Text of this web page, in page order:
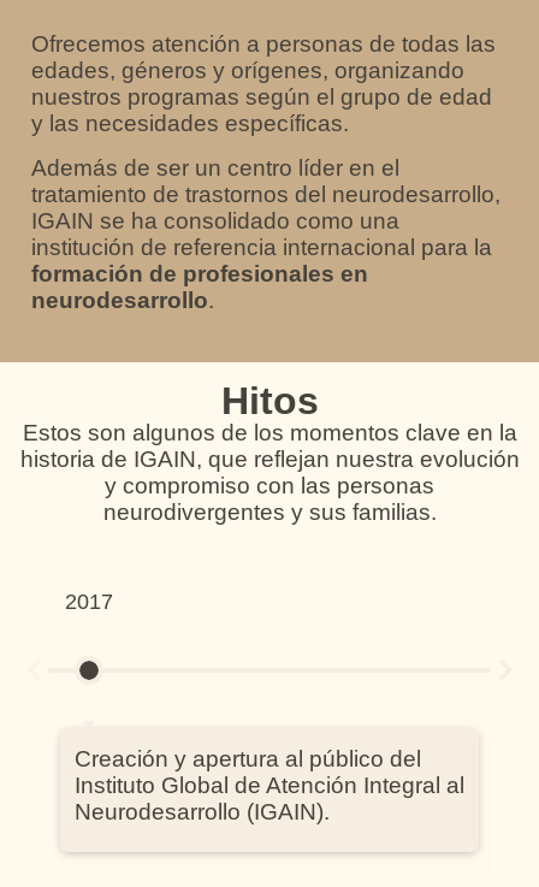
Ofrecemos atención a personas de todas las
edades, géneros y orígenes, organizando
nuestros programas según el grupo de edad
y las necesidades específicas.
Además de ser un centro líder en el
tratamiento de trastornos del neurodesarrollo,
IGAIN se ha consolidado como una
institución de referencia internacional para la
formación de profesionales en
neurodesarrollo.
Hitos
Estos son algunos de los momentos clave en la
historia de IGAIN, que reflejan nuestra evolución
y compromiso con las personas
neurodivergentes y sus familias.
2017
Creación y apertura al público del
Instituto Global de Atención Integral al
Neurodesarrollo (IGAIN).